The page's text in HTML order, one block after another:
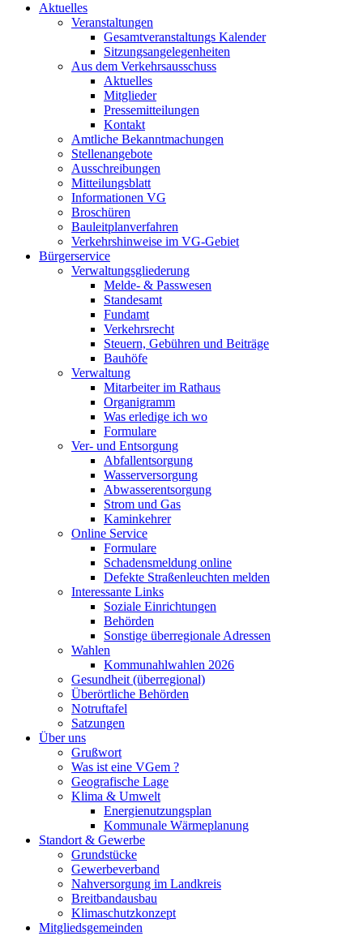
Aktuelles
Veranstaltungen
Gesamtveranstaltungs Kalender
Sitzungsangelegenheiten
Aus dem Verkehrsausschuss
Aktuelles
Mitglieder
Pressemitteilungen
Kontakt
Amtliche Bekanntmachungen
Stellenangebote
Ausschreibungen
Mitteilungsblatt
Informationen VG
Broschüren
Bauleitplanverfahren
Verkehrshinweise im VG-Gebiet
Bürgerservice
Verwaltungsgliederung
Melde- & Passwesen
Standesamt
Fundamt
Verkehrsrecht
Steuern, Gebühren und Beiträge
Bauhöfe
Verwaltung
Mitarbeiter im Rathaus
Organigramm
Was erledige ich wo
Formulare
Ver- und Entsorgung
Abfallentsorgung
Wasserversorgung
Abwasserentsorgung
Strom und Gas
Kaminkehrer
Online Service
Formulare
Schadensmeldung online
Defekte Straßenleuchten melden
Interessante Links
Soziale Einrichtungen
Behörden
Sonstige überregionale Adressen
Wahlen
Kommunahlwahlen 2026
Gesundheit (überregional)
Überörtliche Behörden
Notruftafel
Satzungen
Über uns
Grußwort
Was ist eine VGem ?
Geografische Lage
Klima & Umwelt
Energienutzungsplan
Kommunale Wärmeplanung
Standort & Gewerbe
Grundstücke
Gewerbeverband
Nahversorgung im Landkreis
Breitbandausbau
Klimaschutzkonzept
Mitgliedsgemeinden